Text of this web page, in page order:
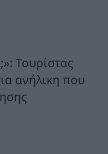
Τουρίστας
ανήλικη που